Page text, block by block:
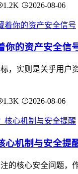
1.2K 2026-08-06
你的资产安全信
，实则是关乎用
1.3K 2026-08-06
心机制与安全提
的核心安全问题，